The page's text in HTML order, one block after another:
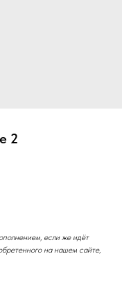
2
если же идёт
на нашем сайте,